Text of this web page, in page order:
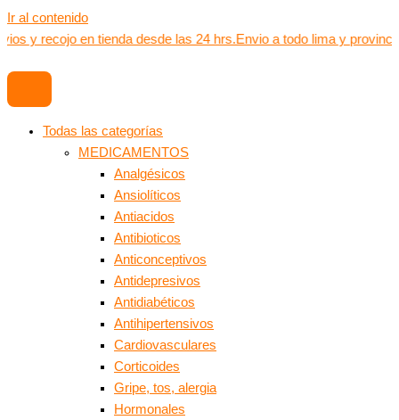
Ir al contenido
y recojo en tienda desde las 24 hrs.Envio a todo lima y
Todas las categorías
MEDICAMENTOS
Analgésicos
Ansiolíticos
Antiacidos
Antibioticos
Anticonceptivos
Antidepresivos
Antidiabéticos
Antihipertensivos
Cardiovasculares
Corticoides
Gripe, tos, alergia
Hormonales